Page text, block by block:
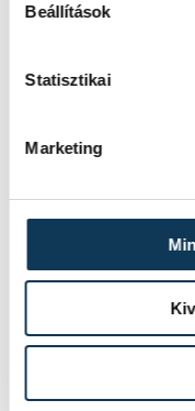
Beállítások
Statisztikai
Marketing
SPORT
Férfi
A magyar
hatodik lett
Izlandtól a